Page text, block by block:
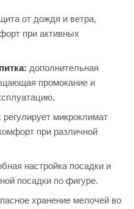
от дождя и ветра,
при активных
дополнительная
промокание и
регулирует микроклимат
при различной
настройка посадки и
посадки по фигуре.
хранение мелочей во